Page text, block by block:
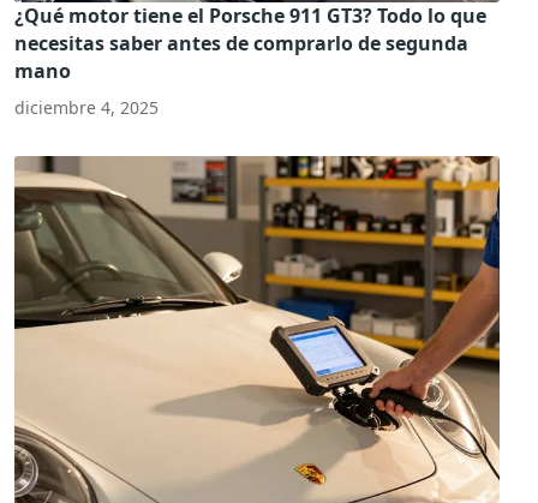
¿Qué motor tiene el Porsche 911 GT3? Todo lo que
necesitas saber antes de comprarlo de segunda
mano
diciembre 4, 2025